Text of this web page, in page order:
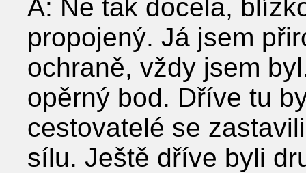
A: Ne tak docela,
propojený. Já jsem
ochraně, vždy jsem
opěrný bod. Dříve tu
cestovatelé se
sílu. Ještě dříve byli